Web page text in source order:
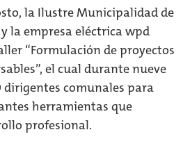
la Ilustre Municipalidad de
la empresa eléctrica wpd
“Formulación de proyectos
el cual durante nueve
dirigentes comunales para
herramientas que
profesional.